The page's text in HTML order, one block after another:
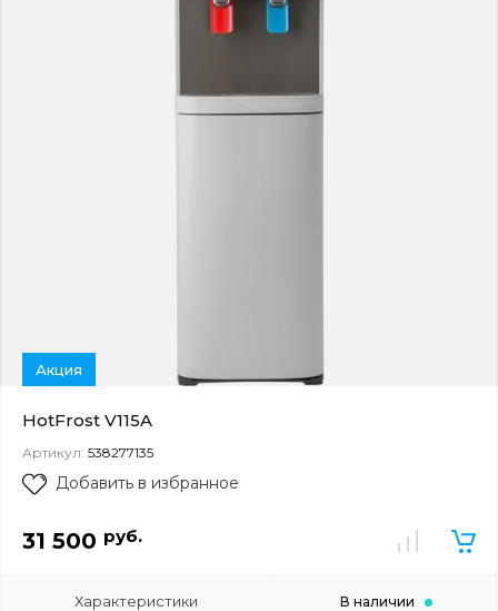
Акция
HotFrost V115A
Артикул: 538277135
Добавить в избранное
31 500 руб.
Характеристики В наличии